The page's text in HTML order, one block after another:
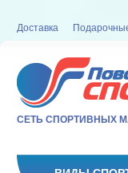
Доставка
СЕТЬ СПОРТИВНЫХ